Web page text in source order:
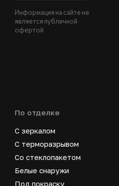
Информация на сайте не
является публичной
офертой
По отделке
С зеркалом
С терморазрывом
Со стеклопакетом
Белые снаружи
Под покраску